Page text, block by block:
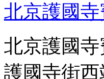
北京護國寺
北京護國
護國寺街